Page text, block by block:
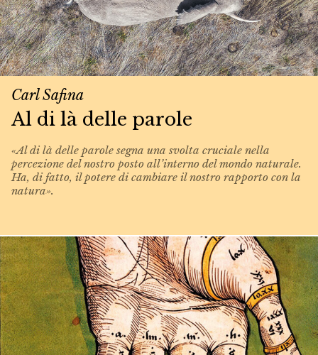
Carl Safina
Al di là delle parole
«Al di là delle parole segna una svolta cruciale nella
percezione del nostro posto all’interno del mondo naturale.
Ha, di fatto, il potere di cambiare il nostro rapporto con la
natura».